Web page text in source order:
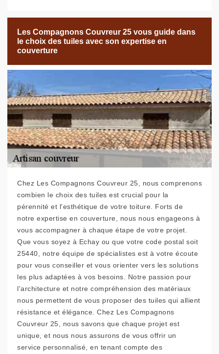
Les Compagnons Couvreur 25 vous guide dans
le choix des tuiles avec son expertise en
couverture
Chez Les Compagnons Couvreur 25, nous comprenons
combien le choix des tuiles est crucial pour la
pérennité et l'esthétique de votre toiture. Forts de
notre expertise en couverture, nous nous engageons à
vous accompagner à chaque étape de votre projet.
Que vous soyez à Echay ou que votre code postal soit
25440, notre équipe de spécialistes est à votre écoute
pour vous conseiller et vous orienter vers les solutions
les plus adaptées à vos besoins. Notre passion pour
l'architecture et notre compréhension des matériaux
nous permettent de vous proposer des tuiles qui allient
résistance et élégance. Chez Les Compagnons
Couvreur 25, nous savons que chaque projet est
unique, et nous nous assurons de vous offrir un
service personnalisé, en tenant compte des